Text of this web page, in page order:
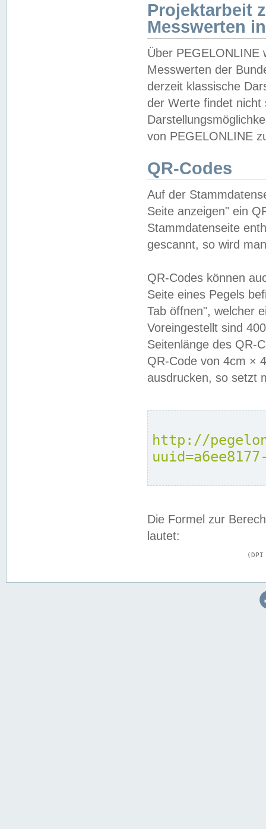
Projektarbeit
Messwerten
Über PEGELONLINE
Messwerten der
derzeit klassische
der Werte findet
von PEGELONLINE
QR-Codes
Auf der
Seite anzeigen" ein
Stammdatenseite
gescannt, so wird
QR-Codes können
Seite eines Pegels
Tab öffnen", welcher
Voreingestellt sind
Seitenlänge des QR-
QR-Code von 4cm ×
ausdrucken, so setzt
http://
Die Formel zur
lautet: